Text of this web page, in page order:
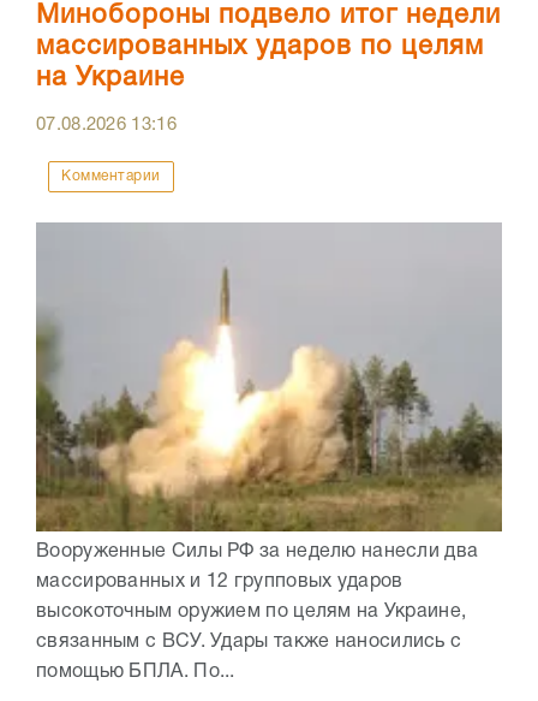
Минобороны подвело итог недели
массированных ударов по целям
на Украине
07.08.2026 13:16
Комментарии
Вооруженные Силы РФ за неделю нанесли два
массированных и 12 групповых ударов
высокоточным оружием по целям на Украине,
связанным с ВСУ. Удары также наносились с
помощью БПЛА. По...